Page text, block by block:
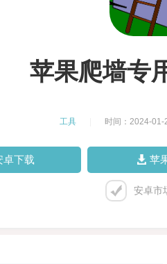
苹果爬墙专
工具 时间：2024-01-
卓下载 苹
安卓市